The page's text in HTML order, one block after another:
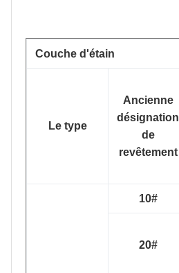
Couche d'étain
Le type
Ancienne
désignation
de
revêtement
10#
20#